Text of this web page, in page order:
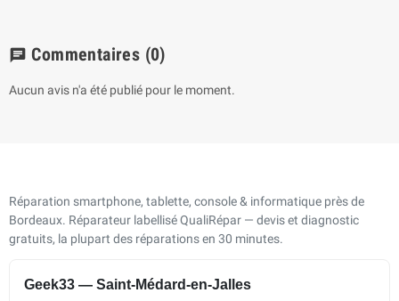
chat Commentaires (0)
Aucun avis n'a été publié pour le moment.
Réparation smartphone, tablette, console & informatique près de
Bordeaux. Réparateur labellisé QualiRépar — devis et diagnostic
gratuits, la plupart des réparations en 30 minutes.
Geek33 — Saint-Médard-en-Jalles